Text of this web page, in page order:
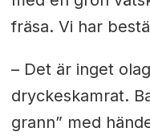
fräsa. Vi har
– Det är inget
dryckeskamrat.
grann” med